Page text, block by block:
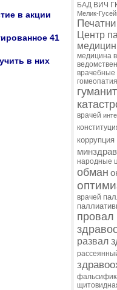
в акции
41
в них
БАД ВИЧ
Мелик-
Центр
медицина
врачебные
гомеопатия
врачей
коррупция
минздрав
народные
обман
врачей
развал